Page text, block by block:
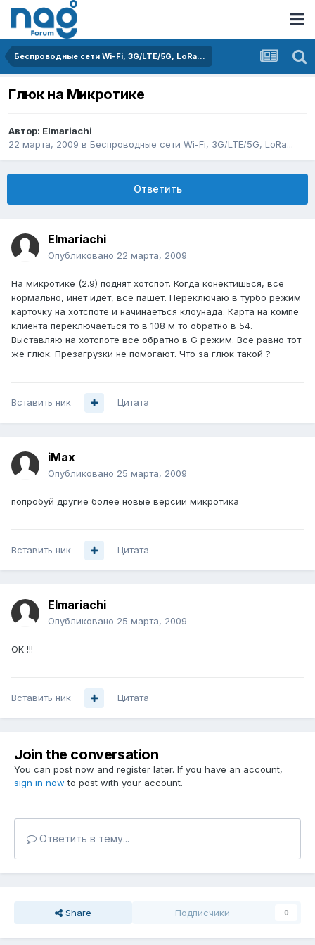
Беспроводные сети Wi-Fi, 3G/LTE/5G, LoRa...
Глюк на Микротике
Автор: Elmariachi
22 марта, 2009 в Беспроводные сети Wi-Fi, 3G/LTE/5G, LoRa...
Ответить
Elmariachi
Опубликовано 22 марта, 2009
На микротике (2.9) поднят хотспот. Когда конектишься, все
нормально, инет идет, все пашет. Переключаю в турбо режим
карточку на хотспоте и начинаеться клоунада. Карта на компе
клиента переключаеться то в 108 м то обратно в 54.
Выставляю на хотспоте все обратно в G режим. Все равно тот
же глюк. Презагрузки не помогают. Что за глюк такой ?
Вставить ник Цитата
iMax
Опубликовано 25 марта, 2009
попробуй другие более новые версии микротика
Вставить ник Цитата
Elmariachi
Опубликовано 25 марта, 2009
ОК !!!
Вставить ник Цитата
Join the conversation
You can post now and register later. If you have an account,
sign in now to post with your account.
Ответить в тему...
Share Подписчики 0